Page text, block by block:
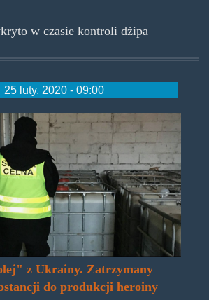
w czasie kontroli dżipa
25 luty, 2020 - 09:00
z Ukrainy. Zatrzymany
do produkcji heroiny